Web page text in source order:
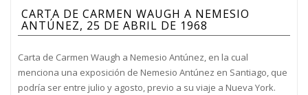
CARTA DE CARMEN WAUGH A NEMESIO
ANTÚNEZ, 25 DE ABRIL DE 1968
Carta de Carmen Waugh a Nemesio Antúnez, en la cual
menciona una exposición de Nemesio Antúnez en Santiago, que
podría ser entre julio y agosto, previo a su viaje a Nueva York.